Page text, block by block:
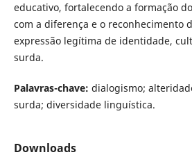
educativo, fortalecendo a formação
com a diferença e o reconhecimento
expressão legítima de identidade,
surda.
Palavras-chave: dialogismo;
surda; diversidade linguística.
Downloads